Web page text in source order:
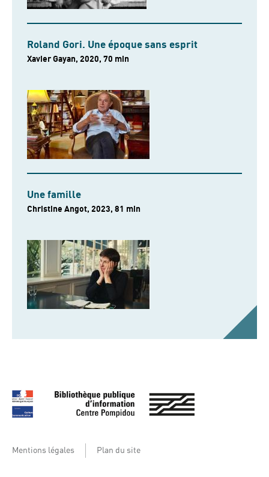
Roland Gori. Une époque sans esprit
Xavier Gayan, 2020, 70 min
Une famille
Christine Angot, 2023, 81 min
Mentions légales Plan du site